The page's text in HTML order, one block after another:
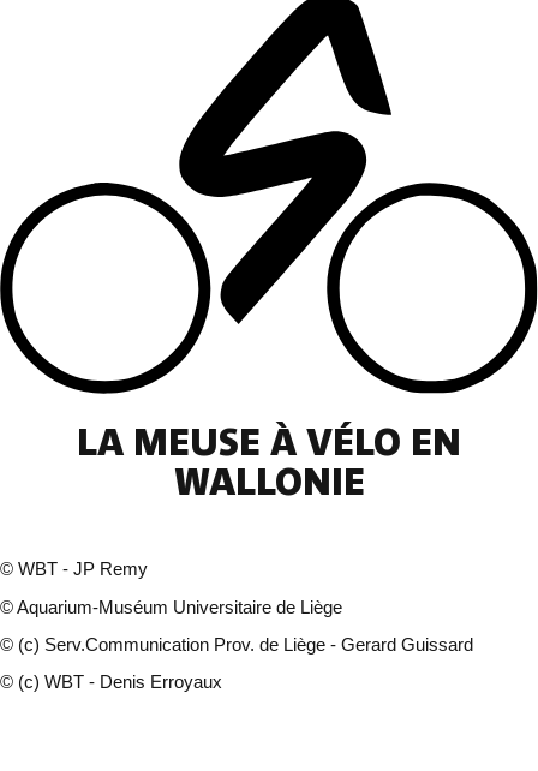
LA MEUSE À VÉLO EN
WALLONIE
© WBT - JP Remy
©Aquarium-Muséum Universitaire de Liège
© (c) Serv.Communication Prov. de Liège - Gerard Guissard
© (c) WBT - Denis Erroyaux